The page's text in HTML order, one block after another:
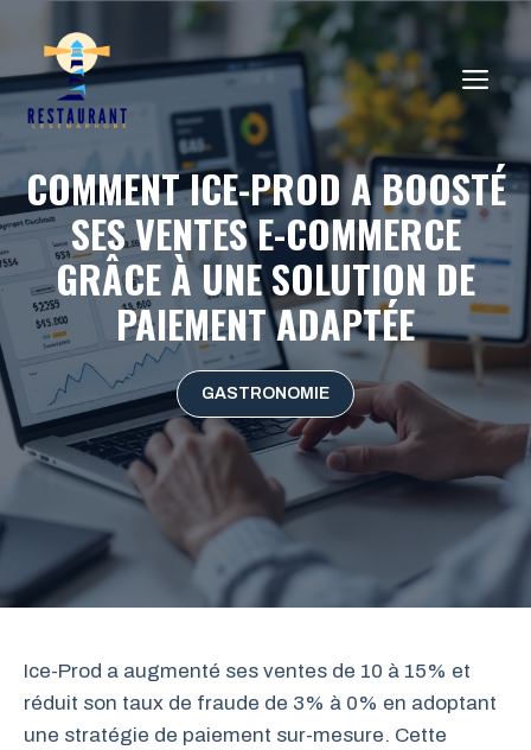
contenu
COMMENT ICE-PROD A BOOSTÉ
SES VENTES E-COMMERCE
GRÂCE À UNE SOLUTION DE
PAIEMENT ADAPTÉE
GASTRONOMIE
Ice-Prod a augmenté ses ventes de 10 à 15% et
réduit son taux de fraude de 3% à 0% en adoptant
une stratégie de paiement sur-mesure. Cette